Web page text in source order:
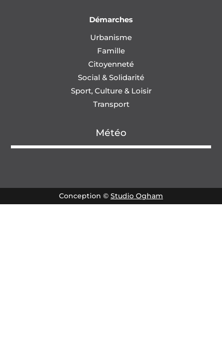
Démarches
Urbanisme
Famille
Citoyenneté
Social & Solidarité
Sport, Culture & Loisir
Transport
Météo
Conception © Studio Ogham